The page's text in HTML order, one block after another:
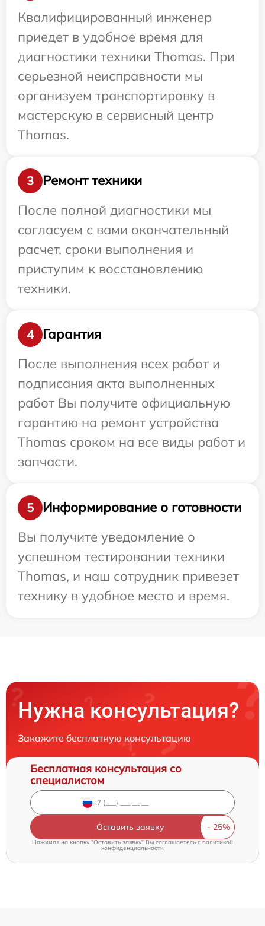
Квалифицированный инженер
приедет в удобное время для
диагностики техники Thomas. При
серьезной неисправности мы
организуем транспортировку в
мастерскую в сервисный центр
Thomas.
3
Ремонт техники
После полной диагностики мы
согласуем с вами окончательный
расчет, сроки выполнения и
приступим к восстановлению
техники.
4
Гарантия
После выполнения всех работ и
подписания акта выполненных
работ Вы получите официальную
гарантию на ремонт устройства
Thomas сроком на все виды работ и
запчасти.
5
Информирование о готовности
Вы получите уведомление о
успешном тестировании техники
Thomas, и наш сотрудник привезет
технику в удобное место и время.
Нужна консультация?
Закажите бесплатную консультацию
Бесплатная консультация со
специалистом
Оставить заявку
Нажимая на кнопку "Оставить заявку" Вы соглашаетесь cполитикой
конфиденциальности